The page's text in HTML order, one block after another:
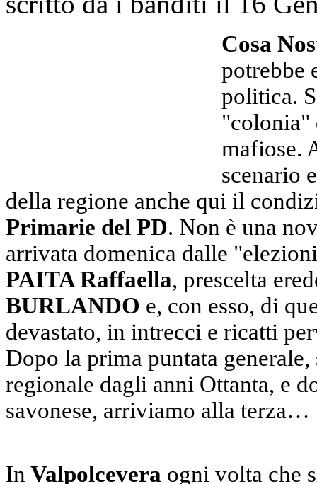
Cosa
potrebbe
politica.
"colonia"
mafiose.
scenario
della regione anche qui il
Primarie del PD. Non è una
arrivata domenica dalle
PAITA Raffaella, prescelta
BURLANDO e, con esso, di
devastato, in intrecci e ricatti
Dopo la prima puntata
regionale dagli anni Ottanta, e
savonese, arriviamo alla terza…
In Valpolcevera ogni volta che